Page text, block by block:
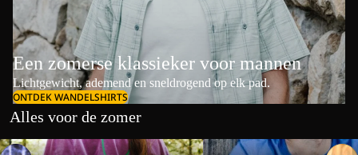
Een zomerse klassieker voor mannen
Lichtgewicht, ademend en sneldrogend op elk pad.
ONTDEK WANDELSHIRTS
Alles voor de zomer
Dames t-shirts & polo's Heren t-shirts & polo's